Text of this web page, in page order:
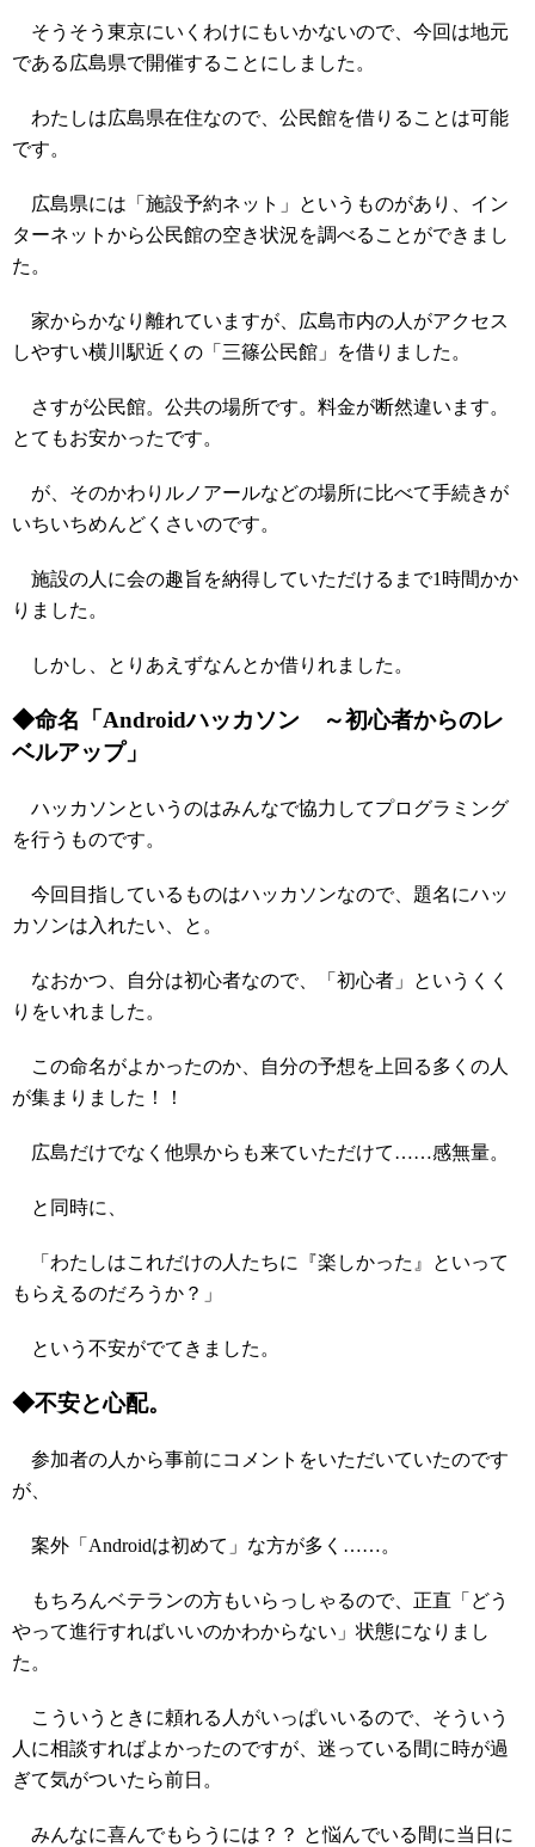
そうそう東京にいくわけにもいかないので、今回は地元
である広島県で開催することにしました。
わたしは広島県在住なので、公民館を借りることは可能
です。
広島県には「施設予約ネット」というものがあり、イン
ターネットから公民館の空き状況を調べることができまし
た。
家からかなり離れていますが、広島市内の人がアクセス
しやすい横川駅近くの「三篠公民館」を借りました。
さすが公民館。公共の場所です。料金が断然違います。
とてもお安かったです。
が、そのかわりルノアールなどの場所に比べて手続きが
いちいちめんどくさいのです。
施設の人に会の趣旨を納得していただけるまで1時間かか
りました。
しかし、とりあえずなんとか借りれました。
◆命名「Androidハッカソン ～初心者からのレ
ベルアップ」
ハッカソンというのはみんなで協力してプログラミング
を行うものです。
今回目指しているものはハッカソンなので、題名にハッ
カソンは入れたい、と。
なおかつ、自分は初心者なので、「初心者」というくく
りをいれました。
この命名がよかったのか、自分の予想を上回る多くの人
が集まりました！！
広島だけでなく他県からも来ていただけて……感無量。
と同時に、
「わたしはこれだけの人たちに『楽しかった』といって
もらえるのだろうか？」
という不安がでてきました。
◆不安と心配。
参加者の人から事前にコメントをいただいていたのです
が、
案外「Androidは初めて」な方が多く……。
もちろんベテランの方もいらっしゃるので、正直「どう
やって進行すればいいのかわからない」状態になりまし
た。
こういうときに頼れる人がいっぱいいるので、そういう
人に相談すればよかったのですが、迷っている間に時が過
ぎて気がついたら前日。
みんなに喜んでもらうには？？ と悩んでいる間に当日に